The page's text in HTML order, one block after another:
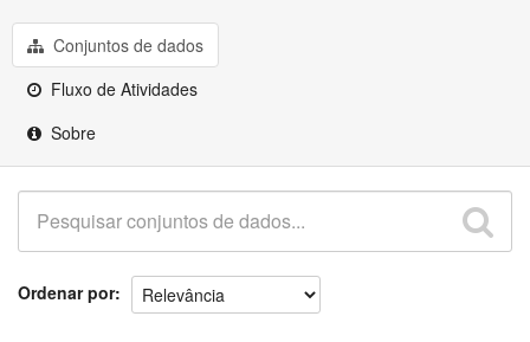
Conjuntos de dados
Fluxo de Atividades
Sobre
Ordenar por